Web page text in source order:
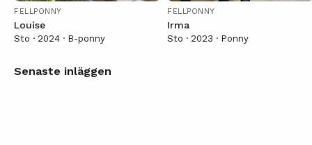
FELLPONNY
Louise
Sto · 2024 · B-ponny
FELLPONNY
Irma
Sto · 2023 · Ponny
Senaste inläggen
Min häst thea🤍